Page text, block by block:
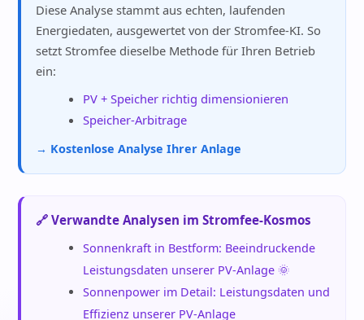
Diese Analyse stammt aus echten, laufenden
Energiedaten, ausgewertet von der Stromfee-KI. So
setzt Stromfee dieselbe Methode für Ihren Betrieb
ein:
PV + Speicher richtig dimensionieren
Speicher-Arbitrage
→ Kostenlose Analyse Ihrer Anlage
🔗 Verwandte Analysen im Stromfee-Kosmos
Sonnenkraft in Bestform: Beeindruckende
Leistungsdaten unserer PV-Anlage 🌞
Sonnenpower im Detail: Leistungsdaten und
Effizienz unserer PV-Anlage